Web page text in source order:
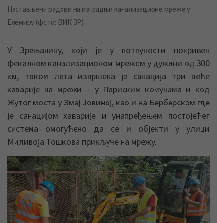
Настављени радови на изградњи канализационе мреже у
Елемиру (фото: ВИК ЗР)
У Зрењанину, који је у потпуности покривен
фекалном канализационом мрежом у дужини од 300
км, током лета извршена је санација три веће
хаварије на мрежи – у Париским комунама и код
Жутог моста у Змај Јовиној, као и на Берберском где
је санацијом хаварије и унапређењем постојећег
система омогућено да се и објекти у улици
Миливоја Тошкова прикључе на мрежу.